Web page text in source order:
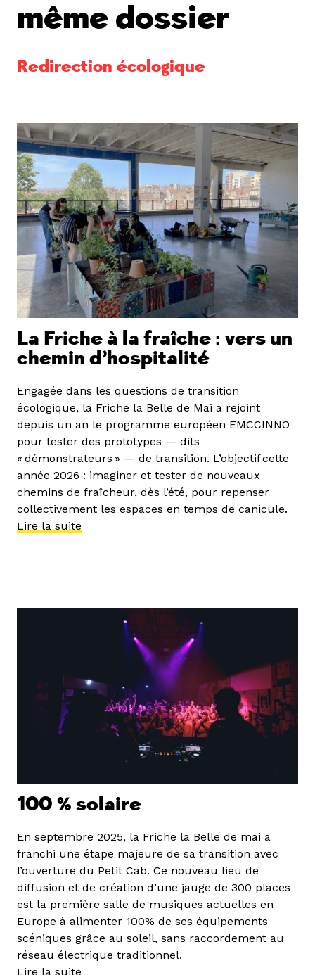
même dossier
Redirection écologique
La Friche à la fraîche : vers un
chemin d’hospitalité
Engagée dans les questions de transition
écologique, la Friche la Belle de Mai a rejoint
depuis un an le programme européen EMCCINNO
pour tester des prototypes — dits
« démonstrateurs » — de transition. L’objectif cette
année 2026 : imaginer et tester de nouveaux
chemins de fraîcheur, dès l’été, pour repenser
collectivement les espaces en temps de canicule.
Lire la suite
100 % solaire
En septembre 2025, la Friche la Belle de mai a
franchi une étape majeure de sa transition avec
l’ouverture du Petit Cab. Ce nouveau lieu de
diffusion et de création d’une jauge de 300 places
est la première salle de musiques actuelles en
Europe à alimenter 100% de ses équipements
scéniques grâce au soleil, sans raccordement au
réseau électrique traditionnel.
Lire la suite